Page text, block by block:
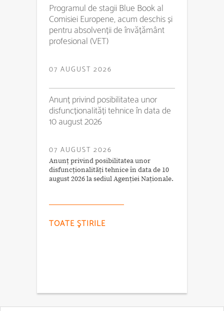
Programul de stagii Blue Book al
Comisiei Europene, acum deschis și
pentru absolvenții de învățământ
profesional (VET)
07 AUGUST 2026
Anunț privind posibilitatea unor
disfuncționalități tehnice în data de
10 august 2026
07 AUGUST 2026
Anunț privind posibilitatea unor
disfuncționalități tehnice în data de 10
august 2026 la sediul Agenției Naționale.
TOATE ŞTIRILE